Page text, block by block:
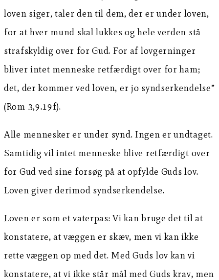
loven siger, taler den til dem, der er under loven,
for at hver mund skal lukkes og hele verden stå
strafskyldig over for Gud. For af lovgerninger
bliver intet menneske retfærdigt over for ham;
det, der kommer ved loven, er jo syndserkendelse”
(Rom 3,9.19f).
Alle mennesker er under synd. Ingen er undtaget.
Samtidig vil intet menneske blive retfærdigt over
for Gud ved sine forsøg på at opfylde Guds lov.
Loven giver derimod syndserkendelse.
Loven er som et vaterpas: Vi kan bruge det til at
konstatere, at væggen er skæv, men vi kan ikke
rette væggen op med det. Med Guds lov kan vi
konstatere, at vi ikke står mål med Guds krav, men